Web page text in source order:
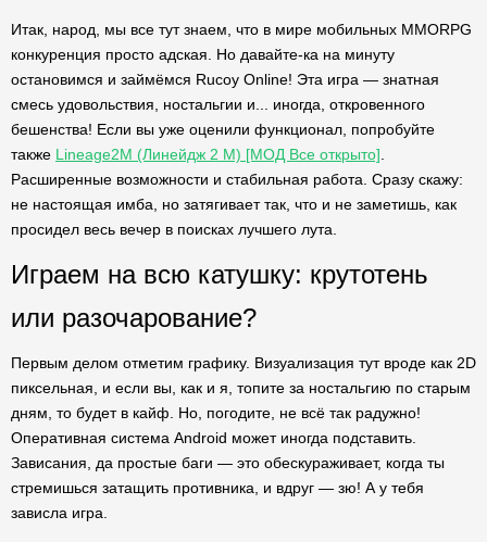
Итак, народ, мы все тут знаем, что в мире мобильных MMORPG
конкуренция просто адская. Но давайте-ка на минуту
остановимся и займёмся Rucoy Online! Эта игра — знатная
смесь удовольствия, ностальгии и... иногда, откровенного
бешенства! Если вы уже оценили функционал, попробуйте
также Lineage2M (Линейдж 2 М) [МОД Все открыто]
Расширенные возможности и стабильная работа. Сразу скажу:
не настоящая имба, но затягивает так, что и не заметишь, как
просидел весь вечер в поисках лучшего лута.
Играем на всю катушку: крутотень
или разочарование?
Первым делом отметим графику. Визуализация тут вроде как 2D
пиксельная, и если вы, как и я, топите за ностальгию по старым
дням, то будет в кайф. Но, погодите, не всё так радужно!
Оперативная система Android может иногда подставить.
Зависания, да простые баги — это обескураживает, когда ты
стремишься затащить противника, и вдруг — зю! А у тебя
зависла игра.